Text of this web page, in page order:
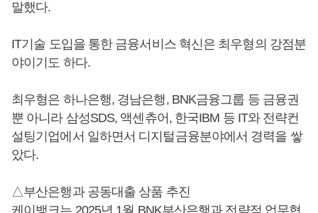
말했다.
IT기술 도입을 통한 금융서비스 혁신은 최우형의 강점분
야이기도 하다.
최우형은 하나은행, 경남은행, BNK금융그룹 등 금융권
뿐 아니라 삼성SDS, 액센츄어, 한국IBM 등 IT와 전략컨
설팅기업에서 일하면서 디지털금융분야에서 경력을 쌓
았다.
△부산은행과 공동대출 상품 추진
케이뱅크는 2025년 1월 BNK부산은행과 전략적 업무협